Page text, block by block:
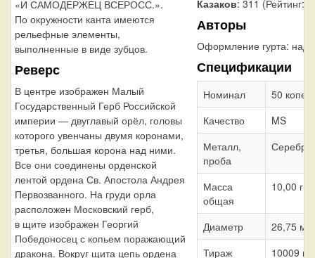
«И САМОДЕРЖЕЦ ВСЕРОСС.».
По окружности канта имеются
рельефные элементы,
выполненные в виде зубцов.
Реверс
В центре изображен Малый
Государственный Герб Российской
империи — двуглавый орёл, головы
которого увенчаны двумя коронами,
третья, большая корона над ними.
Все они соединены орденской
лентой ордена Св. Апостола Андрея
Первозванного. На груди орла
расположен Московский герб,
в щите изображен Георгий
Победоносец с копьем поражающий
дракона. Вокруг щита цепь ордена
Казаков: 311 (Рейтинг:
Авторы
Оформление гурта:
Спецификации
Номинал
50
Качество
MS
Металл,
проба
Серебро
Масса
общая
10,00 г
Диаметр
26,75 мм
Тираж
10009